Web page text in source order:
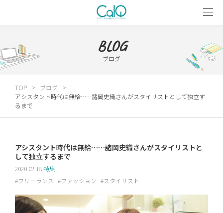
BLOG
ブログ
TOP
ブログ
アシスタント時代は無給……諸岡史織さんがスタイリストとして独立す
るまで
アシスタント時代は無給……諸岡史織さんがスタイリストと
して独立するまで
2020.02.18特集
フリーランス
ファッション スタイリスト